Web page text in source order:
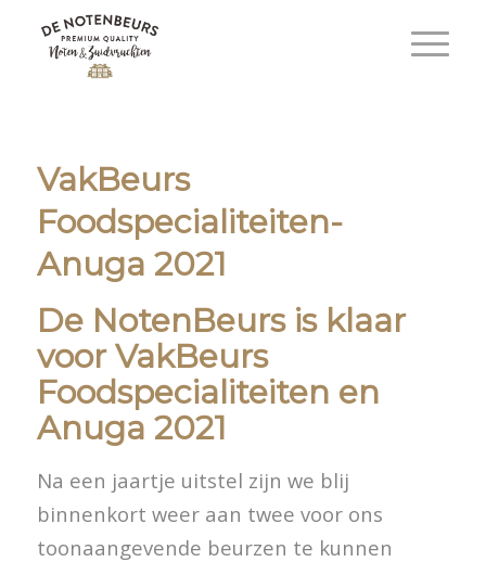
VakBeurs
Foodspecialiteiten-
Anuga 2021
De NotenBeurs is klaar
voor VakBeurs
Foodspecialiteiten en
Anuga 2021
Na een jaartje uitstel zijn we blij
binnenkort weer aan twee voor ons
toonaangevende beurzen te kunnen